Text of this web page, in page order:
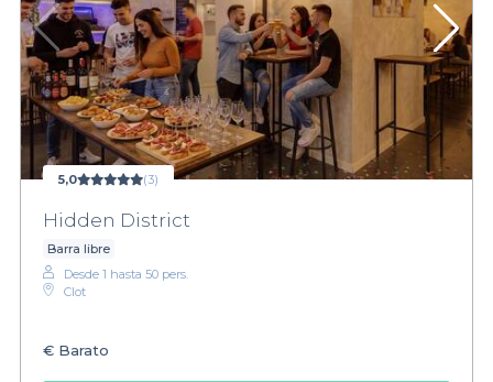
5,0 (3)
Hidden District
Barra libre
Desde 1 hasta 50 pers.
Clot
€ Barato